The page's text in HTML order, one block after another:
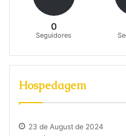
0
Seguidores
Hospedagem
23 de August de 2024